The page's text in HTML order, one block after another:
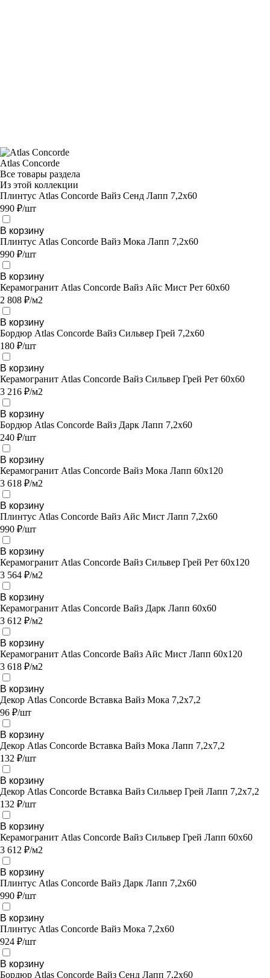
Atlas Concorde
Все товары раздела
Из этой коллекции
Плинтус Atlas Concorde Вайз Сенд Лапп 7,2х60
990 ₽/шт
В корзину
Плинтус Atlas Concorde Вайз Мока Лапп 7,2х60
990 ₽/шт
В корзину
Керамогранит Atlas Concorde Вайз Айс Мист Рет 60х60
2 808 ₽/м2
В корзину
Бордюр Atlas Concorde Вайз Сильвер Грей 7,2x60
180 ₽/шт
В корзину
Керамогранит Atlas Concorde Вайз Сильвер Грей Рет 60x60
3 216 ₽/м2
В корзину
Бордюр Atlas Concorde Вайз Дарк Лапп 7,2x60
240 ₽/шт
В корзину
Керамогранит Atlas Concorde Вайз Мока Лапп 60x120
3 618 ₽/м2
В корзину
Плинтус Atlas Concorde Вайз Айс Мист Лапп 7,2х60
990 ₽/шт
В корзину
Керамогранит Atlas Concorde Вайз Сильвер Грей Рет 60x120
3 564 ₽/м2
В корзину
Керамогранит Atlas Concorde Вайз Дарк Лапп 60x60
3 612 ₽/м2
В корзину
Керамогранит Atlas Concorde Вайз Айс Мист Лапп 60x120
3 618 ₽/м2
В корзину
Декор Atlas Concorde Вставка Вайз Мока 7,2x7,2
96 ₽/шт
В корзину
Декор Atlas Concorde Вставка Вайз Мока Лапп 7,2x7,2
132 ₽/шт
В корзину
Декор Atlas Concorde Вставка Вайз Сильвер Грей Лапп 7,2x7,2
132 ₽/шт
В корзину
Керамогранит Atlas Concorde Вайз Сильвер Грей Лапп 60x60
3 612 ₽/м2
В корзину
Плинтус Atlas Concorde Вайз Дарк Лапп 7,2х60
990 ₽/шт
В корзину
Плинтус Atlas Concorde Вайз Мока 7,2х60
924 ₽/шт
В корзину
Бордюр Atlas Concorde Вайз Сенд Лапп 7,2x60